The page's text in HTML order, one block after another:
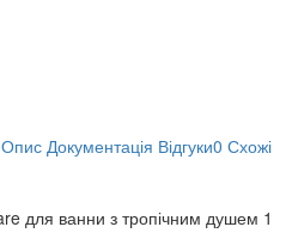
Опис Документація Відгуки0 Схожі